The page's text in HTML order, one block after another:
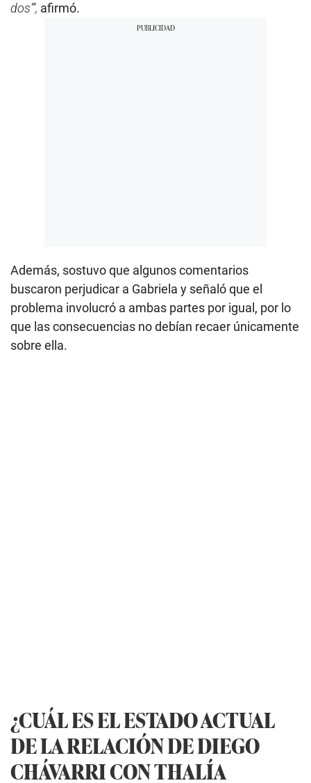
dos’”, afirmó.
Además, sostuvo que algunos comentarios
buscaron perjudicar a Gabriela y señaló que el
problema involucró a ambas partes por igual, por lo
que las consecuencias no debían recaer únicamente
sobre ella.
¿CUÁL ES EL ESTADO ACTUAL
DE LA RELACIÓN DE DIEGO
CHÁVARRI CON THALÍA